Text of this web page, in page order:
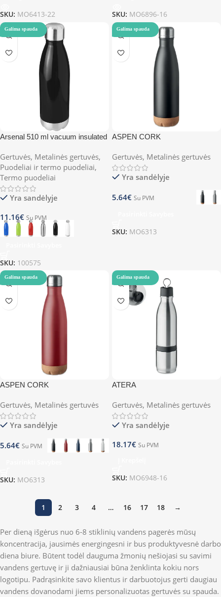
SKU: MO6413-22 SKU: MO6896-16
Galima spauda
Arsenal 510 ml vacuum insulated
Gertuvės, Metalinės gertuvės,
Puodeliai ir termo puodeliai,
Termo puodeliai
Yra sandėlyje
11.16€ Su PVM
SKU: 100575
Galima spauda
ASPEN CORK
Gertuvės, Metalinės gertuvės
Yra sandėlyje
5.64€ Su PVM
SKU: MO6313
Galima spauda
ASPEN CORK
Gertuvės, Metalinės gertuvės
Yra sandėlyje
5.64€ Su PVM
SKU: MO6313
Galima spauda
ATERA
Gertuvės, Metalinės gertuvės
Yra sandėlyje
18.17€ Su PVM
SKU: MO6948-16
1 2 3 4 … 16 17 18 →
Per dieną išgėrus nuo 6-8 stiklinių vandens pagerės mūsų
koncentracija, jausimės energingesni ir bus produktyvesnė darbo
diena biure. Būtent todėl dauguma žmonių nešiojasi su savimi
vandens gertuvę ir ji dažniausiai būna ženklinta kokiu nors
logotipu. Padrąsinkite savo klientus ir darbuotojus gerti daugiau
vandens dovanodami jiems personalizuotas gertuvės su spauda.